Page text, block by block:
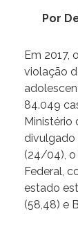
Por
Em 2017,
violação
84.049
Ministério
divulgado
(24/04), o
Federal,
estado
(58,48) e